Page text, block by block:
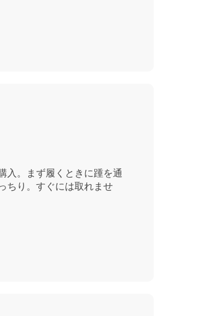
入。まず履くときに踵を通
ちり。すぐには取れませ